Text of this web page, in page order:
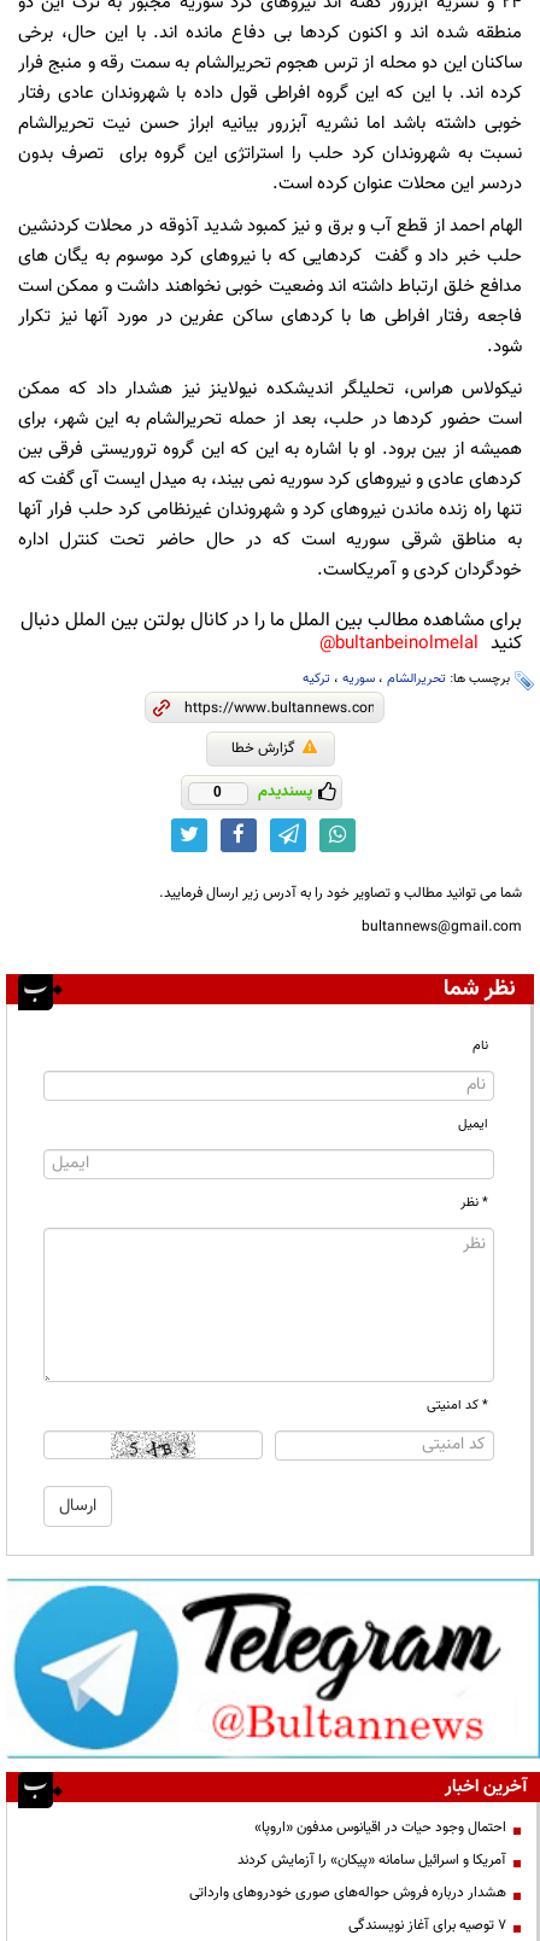
منطقه شده اند و اکنون کردها بی دفاع مانده اند. با این حال، برخی
ساکنان این دو محله از ترس هجوم تحریرالشام به سمت رقه و منبج فرار
کرده اند. با این که این گروه افراطی قول داده با شهروندان عادی رفتار
خوبی داشته باشد اما نشریه آبزرور بیانیه ابراز حسن نیت تحریرالشام
نسبت به شهروندان کرد حلب را استراتژی این گروه برای تصرف بدون
دردسر این محلات عنوان کرده است.
الهام احمد از قطع آب و برق و نیز کمبود شدید آذوقه در محلات کردنشین
حلب خبر داد و گفت کردهایی که با نیروهای کرد موسوم به یگان های
مدافع خلق ارتباط داشته اند وضعیت خوبی نخواهند داشت و ممکن است
فاجعه رفتار افراطی ها با کردهای ساکن عفرین در مورد آنها نیز تکرار
شود.
نیکولاس هراس، تحلیلگر اندیشکده نیولاینز نیز هشدار داد که ممکن
است حضور کردها در حلب، بعد از حمله تحریرالشام به این شهر، برای
همیشه از بین برود. او با اشاره به این که این گروه تروریستی فرقی بین
کردهای عادی و نیروهای کرد سوریه نمی بیند، به میدل ایست آی گفت که
تنها راه زنده ماندن نیروهای کرد و شهروندان غیرنظامی کرد حلب فرار آنها
به مناطق شرقی سوریه است که در حال حاضر تحت کنترل اداره
خودگردان کردی و آمریکاست.
برای مشاهده مطالب بین الملل ما را در کانال بولتن بین الملل دنبال
کنید bultanbeinolmelal@
برچسب ها: تحریرالشام ، سوریه ، ترکیه
گزارش خطا
پسندیدم 0
شما می توانید مطالب و تصاویر خود را به آدرس زیر ارسال فرمایید.
bultannews@gmail.com
نظر شما
نام
ایمیل
* نظر
* کد امنیتی
آخرین اخبار
احتمال وجود حیات در اقیانوس مدفون «اروپا»
آمریکا و اسرائیل سامانه «پیکان» را آزمایش کردند
هشدار درباره فروش حواله‌های صوری خودروهای وارداتی
۷ توصیه برای آغاز نویسندگی